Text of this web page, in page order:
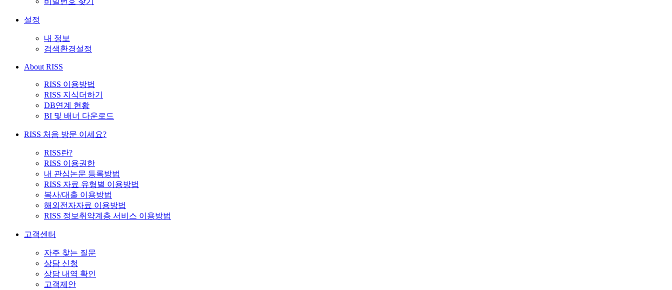
설정
내 정보
검색환경설정
About RISS
RISS 이용방법
RISS 지식더하기
DB연계 현황
BI 및 배너 다운로드
RISS 처음 방문 이세요?
RISS란?
RISS 이용권한
내 관심논문 등록방법
RISS 자료 유형별 이용방법
복사/대출 이용방법
해외전자자료 이용방법
RISS 정보취약계층 서비스 이용방법
고객센터
자주 찾는 질문
상담 신청
상담 내역 확인
고객제안